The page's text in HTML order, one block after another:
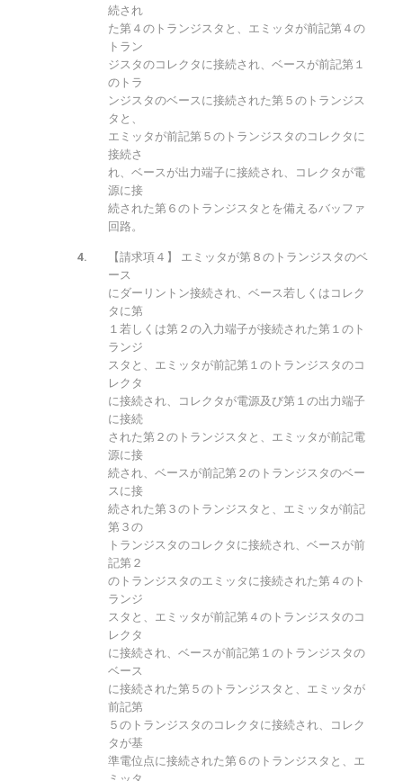
続され
た第４のトランジスタと、エミッタが前記第４の
トラン
ジスタのコレクタに接続され、ベースが前記第１
のトラ
ンジスタのベースに接続された第５のトランジス
タと、
エミッタが前記第５のトランジスタのコレクタに
接続さ
れ、ベースが出力端子に接続され、コレクタが電
源に接
続された第６のトランジスタとを備えるバッファ
回路。
【請求項４】 エミッタが第８のトランジスタのベ
ース
にダーリントン接続され、ベース若しくはコレク
タに第
１若しくは第２の入力端子が接続された第１のト
ランジ
スタと、エミッタが前記第１のトランジスタのコ
レクタ
に接続され、コレクタが電源及び第１の出力端子
に接続
された第２のトランジスタと、エミッタが前記電
源に接
続され、ベースが前記第２のトランジスタのベー
スに接
続された第３のトランジスタと、エミッタが前記
第３の
トランジスタのコレクタに接続され、ベースが前
記第２
のトランジスタのエミッタに接続された第４のト
ランジ
スタと、エミッタが前記第４のトランジスタのコ
レクタ
に接続され、ベースが前記第１のトランジスタの
ベース
に接続された第５のトランジスタと、エミッタが
前記第
５のトランジスタのコレクタに接続され、コレク
タが基
準電位点に接続された第６のトランジスタと、エ